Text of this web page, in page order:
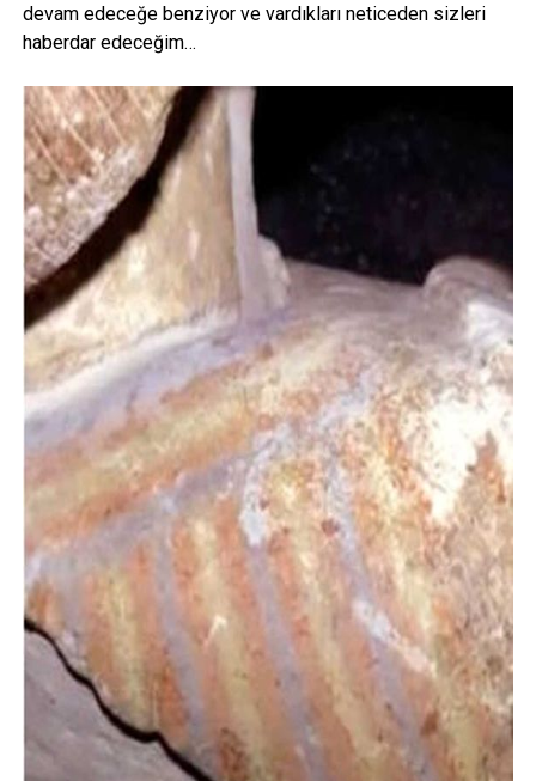
devam edeceğe benziyor ve vardıkları neticeden sizleri
haberdar edeceğim…